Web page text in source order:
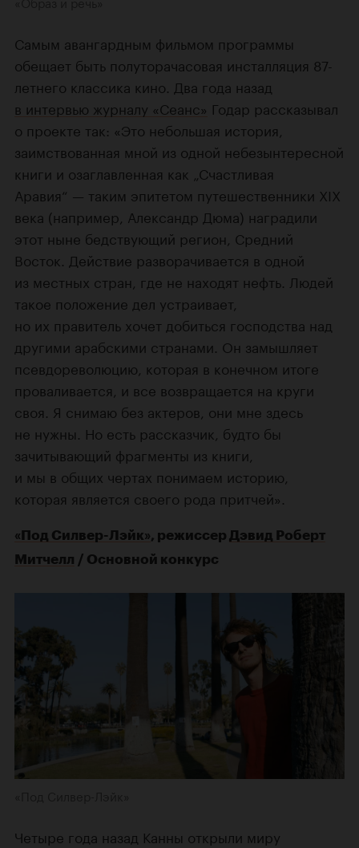
Самым авангардным фильмом программы
обещает быть полуторачасовая инсталляция 87-
летнего классика кино. Два года назад
в интервью журналу «Сеанс» Годар рассказывал
о проекте так: «Это небольшая история,
заимствованная мной из одной небезынтересной
книги и озаглавленная как „Счастливая
Аравия“ — таким эпитетом путешественники XIX
века (например, Александр Дюма) наградили
этот ныне бедствующий регион, Средний
Восток. Действие разворачивается в одной
из местных стран, где не находят нефть. Людей
такое положение дел устраивает,
но их правитель хочет добиться господства над
другими арабскими странами. Он замышляет
псевдореволюцию, которая в конечном итоге
проваливается, и все возвращается на круги
своя. Я снимаю без актеров, они мне здесь
не нужны. Но есть рассказчик, будто бы
зачитывающий фрагменты из книги,
и мы в общих чертах понимаем историю,
которая является своего рода притчей».
«Под Силвер-Лэйк», режиссер Дэвид Роберт
Митчелл / Основной конкурс
Четыре года назад Канны открыли миру